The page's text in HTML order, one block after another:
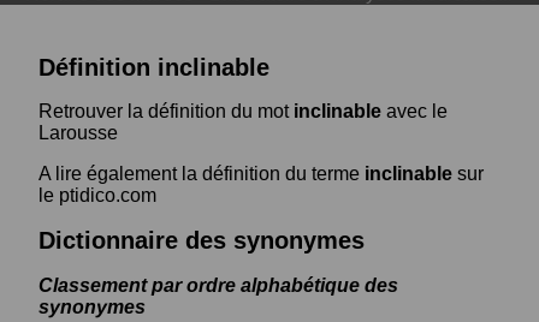
Définition inclinable
Retrouver la définition du mot inclinable avec le
Larousse
A lire également la définition du terme inclinable sur
le ptidico.com
Dictionnaire des synonymes
Classement par ordre alphabétique des
synonymes